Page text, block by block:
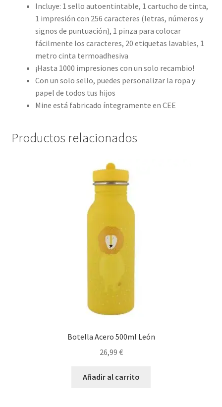
Incluye: 1 sello autoentintable, 1 cartucho de tinta,
1 impresión con 256 caracteres (letras, números y
signos de puntuación), 1 pinza para colocar
fácilmente los caracteres, 20 etiquetas lavables, 1
metro cinta termoadhesiva
¡Hasta 1000 impresiones con un solo recambio!
Con un solo sello, puedes personalizar la ropa y
papel de todos tus hijos
Mine está fabricado íntegramente en CEE
Productos relacionados
Botella Acero 500ml León
26,99 €
Añadir al carrito